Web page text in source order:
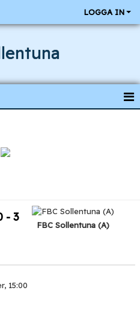
LOGGA IN
- 3
FBC Sollentuna (A)
15:00